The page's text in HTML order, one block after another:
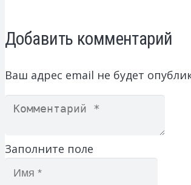
Добавить комментарий
Ваш адрес email не будет
Заполните поле